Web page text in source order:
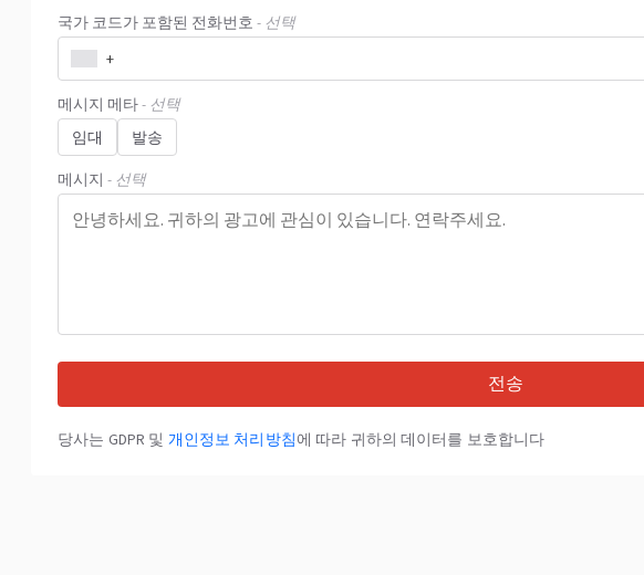
국가 코드가 포함된 전화번호 - 선택
+
메시지 메타- 선택
임대 발송
메시지 - 선택
전송
당사는 GDPR 및 개인정보 처리방침에 따라 귀하의 데이터를 보호합니다